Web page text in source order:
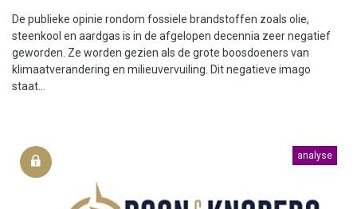
De publieke opinie rondom fossiele brandstoffen zoals olie,
steenkool en aardgas is in de afgelopen decennia zeer negatief
geworden. Ze worden gezien als de grote boosdoeners van
klimaatverandering en milieuvervuiling. Dit negatieve imago
staat...
analyse